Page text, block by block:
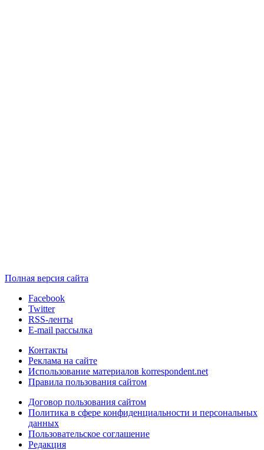
Полная версия сайта
Facebook
Twitter
RSS-ленты
E-mail рассылка
Контакты
Реклама на сайте
Использование материалов korrespondent.net
Правила пользования сайтом
Договор пользования сайтом
Политика в сфере конфиденциальности и персональных
данных
Пользовательское соглашение
Редакция